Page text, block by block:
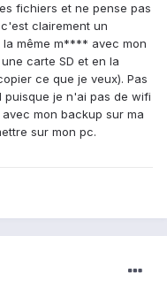
fichiers et ne pense pas
clairement un
même m**** avec mon
carte SD et en la
ce que je veux). Pas
puisque je n'ai pas de wifi
mon backup sur ma
sur mon pc.